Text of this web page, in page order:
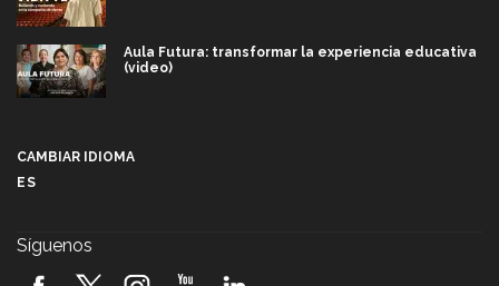
Aula Futura: transformar la experiencia educativa
(video)
2026! (video)
CAMBIAR IDIOMA
ES
Síguenos